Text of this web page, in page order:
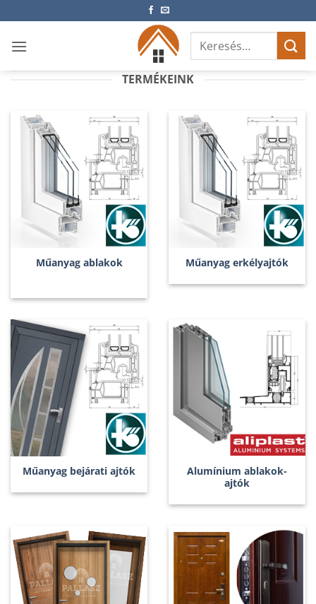
to
content
Keresés
következőre:
TERMÉKEINK
Műanyag ablakok Műanyag erkélyajtók
Műanyag bejárati ajtók
Alumínium ablakok-
ajtók